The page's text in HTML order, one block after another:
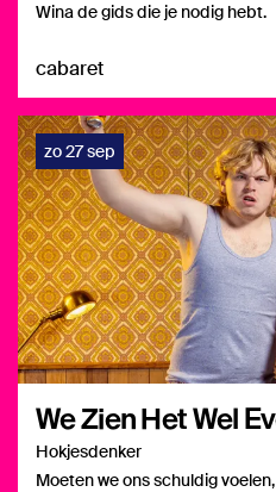
Wina de gids die je nodig hebt.
cabaret
We Zien Het Wel
Hokjesdenker
Moeten we ons schuldig
zo 27 sep